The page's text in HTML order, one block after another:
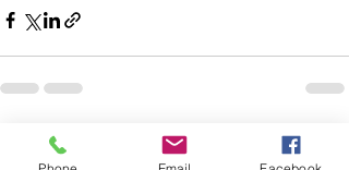
Entradas recientes Ver todo